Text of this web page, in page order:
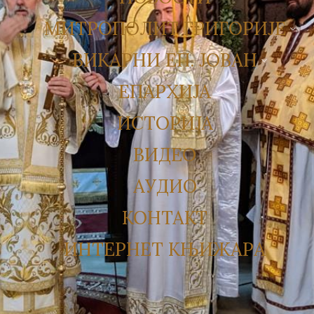
МИТРОПОЛИТ ГРИГОРИЈЕ
ВИКАРНИ ЕП. ЈОВАН
ЕПАРХИЈА
ИСТОРИЈА
ВИДЕО
АУДИО
КОНТАКТ
ИНТЕРНЕТ КЊИЖАРА